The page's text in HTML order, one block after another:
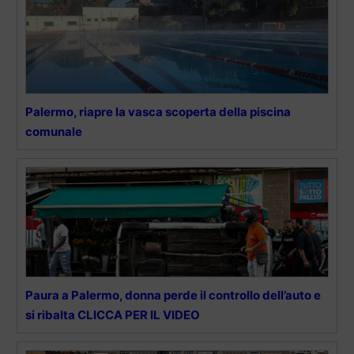
Palermo, riapre la vasca scoperta della piscina
comunale
Paura a Palermo, donna perde il controllo dell’auto e
si ribalta CLICCA PER IL VIDEO